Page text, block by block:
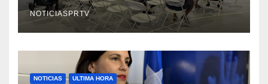
NOTICIASPRTV
NOTICIAS ULTIMA HORA